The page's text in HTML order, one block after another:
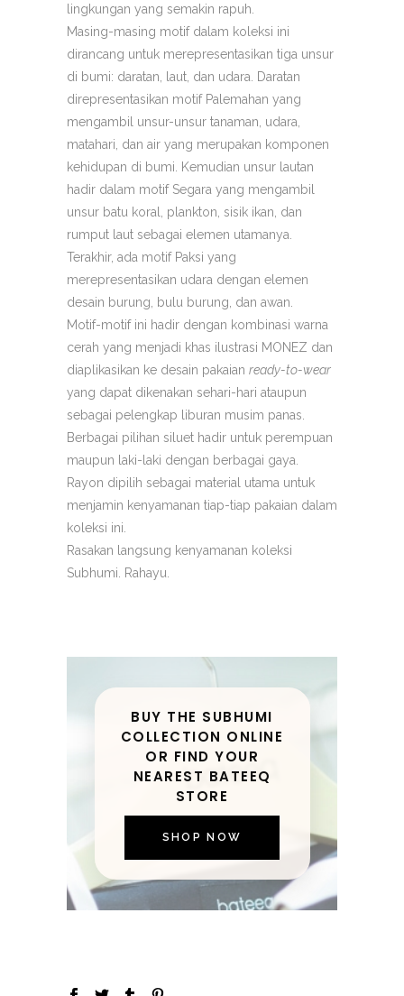
lingkungan yang semakin rapuh.
Masing-masing motif dalam koleksi ini
dirancang untuk merepresentasikan tiga unsur
di bumi: daratan, laut, dan udara. Daratan
direpresentasikan motif Palemahan yang
mengambil unsur-unsur tanaman, udara,
matahari, dan air yang merupakan komponen
kehidupan di bumi. Kemudian unsur lautan
hadir dalam motif Segara yang mengambil
unsur batu koral, plankton, sisik ikan, dan
rumput laut sebagai elemen utamanya.
Terakhir, ada motif Paksi yang
merepresentasikan udara dengan elemen
desain burung, bulu burung, dan awan.
Motif-motif ini hadir dengan kombinasi warna
cerah yang menjadi khas ilustrasi MONEZ dan
diaplikasikan ke desain pakaian ready-to-wear
yang dapat dikenakan sehari-hari ataupun
sebagai pelengkap liburan musim panas.
Berbagai pilihan siluet hadir untuk perempuan
maupun laki-laki dengan berbagai gaya.
Rayon dipilih sebagai material utama untuk
menjamin kenyamanan tiap-tiap pakaian dalam
koleksi ini.
Rasakan langsung kenyamanan koleksi
Subhumi. Rahayu.
BUY THE SUBHUMI
COLLECTION ONLINE
OR FIND YOUR
NEAREST BATEEQ
STORE
SHOP NOW